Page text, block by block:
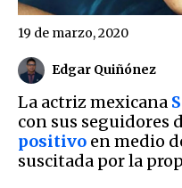
Edgar Quiñónez
19 de marzo, 2020
La actriz mexicana
con sus seguidores
positivo en medio
suscitada por la